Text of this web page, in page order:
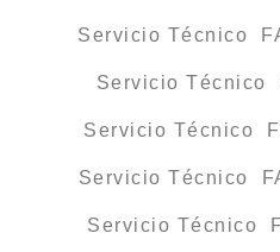
Servicio Técnico
Servicio Técnico
Servicio Técnico
Servicio Técnico
Servicio Técnico